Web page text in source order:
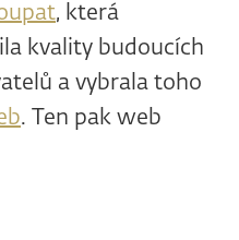
, která
kvality budoucích
a vybrala toho
. Ten pak web